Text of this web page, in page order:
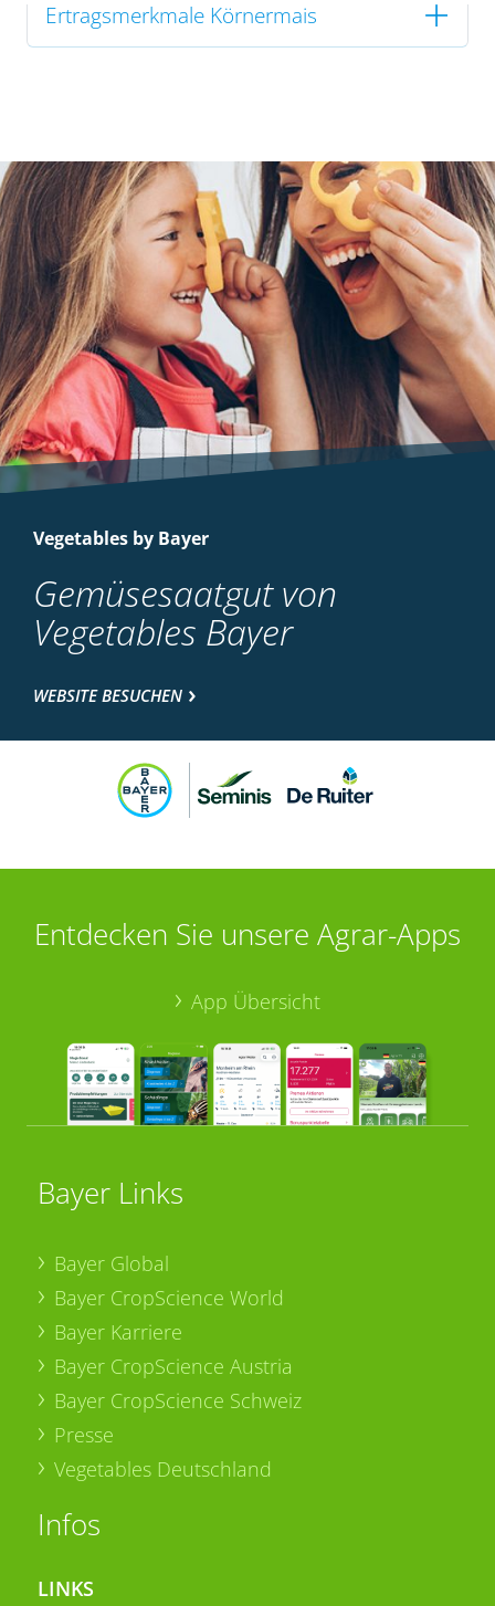
Ertragsmerkmale Körnermais
Vegetables by Bayer
Gemüsesaatgut von
Vegetables Bayer
WEBSITE BESUCHEN
Entdecken Sie unsere Agrar-Apps
App Übersicht
Bayer Links
Bayer Global
Bayer CropScience World
Bayer Karriere
Bayer CropScience Austria
Bayer CropScience Schweiz
Presse
Vegetables Deutschland
Infos
LINKS